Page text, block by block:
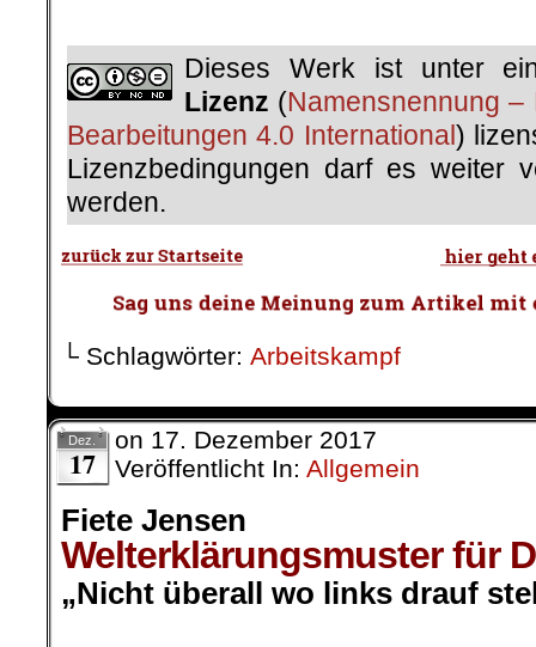
Dieses Werk ist unter
Lizenz (Namensnennung
Bearbeitungen 4.0 International)
Lizenzbedingungen darf es weiter
werden.
└ Schlagwörter: Arbeitskampf
Dez.
17
on 17. Dezember 2017
Veröffentlicht In: Allgemein
Fiete Jensen
Welterklärungsmuster für
„Nicht überall wo links drauf